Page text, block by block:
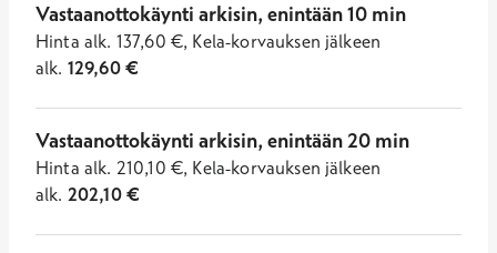
Vastaanottokäynti arkisin, enintään 10 min
Hinta alk. 137,60 €, Kela-korvauksen jälkeen
alk. 129,60€
Vastaanottokäynti arkisin, enintään 20 min
Hinta alk. 210,10 €, Kela-korvauksen jälkeen
alk. 202,10€